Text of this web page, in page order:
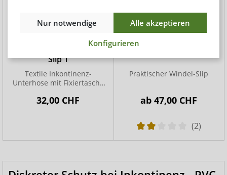
suprima 1257 bodyguard
Slip 1
Textile Inkontinenz-
Unterhose mit Fixiertasche
32,00 CHF
suprima 1276 Windelslip
Praktischer Windel-Slip
ab47,00 CHF
(2)
Nur notwendige
Alle akzeptieren
Konfigurieren